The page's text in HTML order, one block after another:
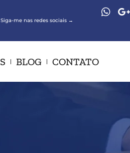
Siga-me nas redes sociais →
BLOG CONTATO